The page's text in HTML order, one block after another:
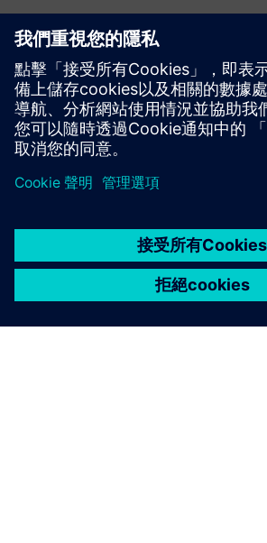
其他資訊與資源
氣粉
適用於醫療保健的航美食®
適用於航空公司的航空美食®